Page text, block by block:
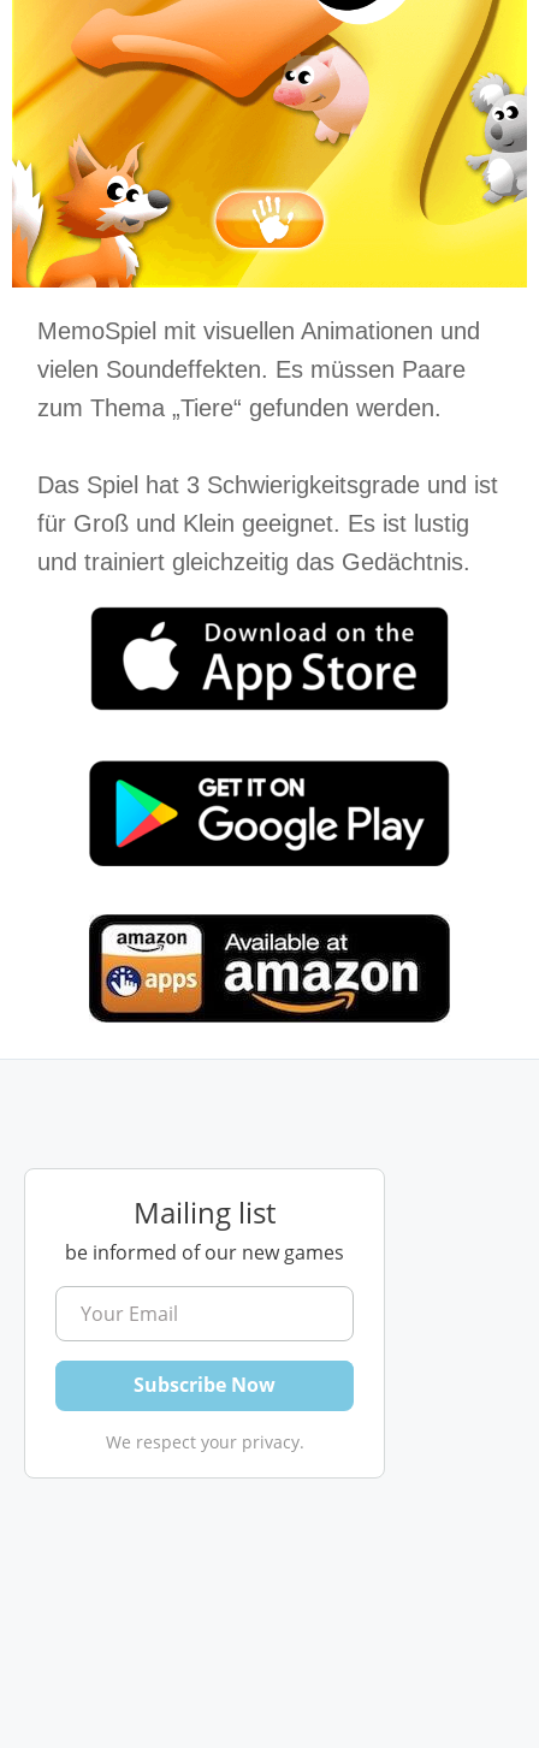
MemoSpiel mit visuellen Animationen und
vielen Soundeffekten. Es müssen Paare
zum Thema „Tiere“ gefunden werden.
Das Spiel hat 3 Schwierigkeitsgrade und ist
für Groß und Klein geeignet. Es ist lustig
und trainiert gleichzeitig das Gedächtnis.
Mailing list
be informed of our new games
We respect your privacy.